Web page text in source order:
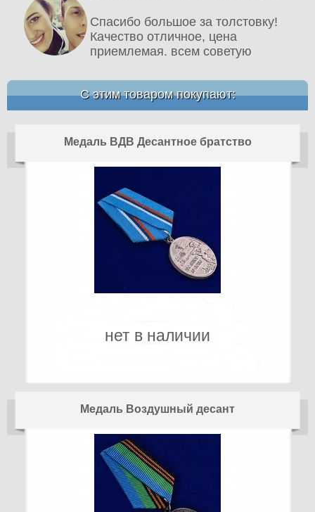
Спасибо большое за толстовку!
Качество отличное, цена
приемлемая. всем советую
С этим товаром покупают:
Медаль ВДВ Десантное братство
нет в наличии
Медаль Воздушный десант